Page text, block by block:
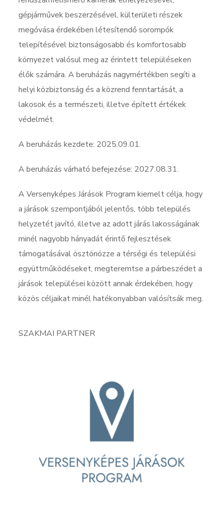
gépjárművek beszerzésével, külterületi részek
megóvása érdekében létesítendő sorompók
telepítésével biztonságosabb és komfortosabb
környezet valósul meg az érintett településeken
élők számára. A beruházás nagymértékben segíti a
helyi közbiztonság és a közrend fenntartását, a
lakosok és a természeti, illetve épített értékek
védelmét.
A beruházás kezdete: 2025.09.01.
A beruházás várható befejezése: 2027.08.31.
A Versenyképes Járások Program kiemelt célja, hogy
a járások szempontjából jelentős, több település
helyzetét javító, illetve az adott járás lakosságának
minél nagyobb hányadát érintő fejlesztések
támogatásával ösztönözze a térségi és települési
együttműködéseket, megteremtse a párbeszédet a
járások települései között annak érdekében, hogy
közös céljaikat minél hatékonyabban valósítsák meg.
SZAKMAI PARTNER